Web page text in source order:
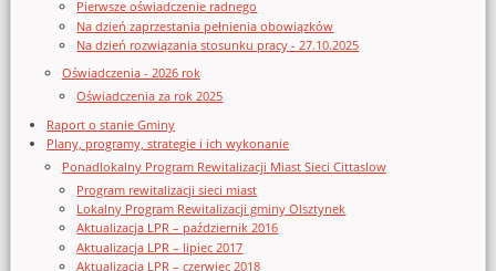
Pierwsze oświadczenie radnego
Na dzień zaprzestania pełnienia obowiązków
Na dzień rozwiązania stosunku pracy - 27.10.2025
Oświadczenia - 2026 rok
Oświadczenia za rok 2025
Raport o stanie Gminy
Plany, programy, strategie i ich wykonanie
Ponadlokalny Program Rewitalizacji Miast Sieci Cittaslow
Program rewitalizacji sieci miast
Lokalny Program Rewitalizacji gminy Olsztynek
Aktualizacja LPR – październik 2016
Aktualizacja LPR – lipiec 2017
Aktualizacja LPR – czerwiec 2018